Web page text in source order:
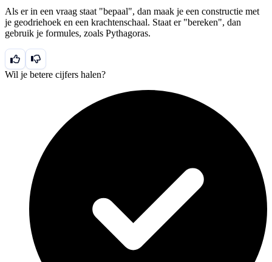
Als er in een vraag staat "bepaal", dan maak je een constructie met
je geodriehoek en een krachtenschaal. Staat er "bereken", dan
gebruik je formules, zoals Pythagoras.
Wil je betere cijfers halen?